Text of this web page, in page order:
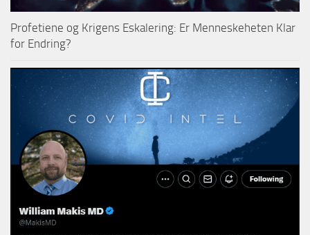
Profetiene og Krigens Eskalering: Er Menneskeheten Klar
for Endring?